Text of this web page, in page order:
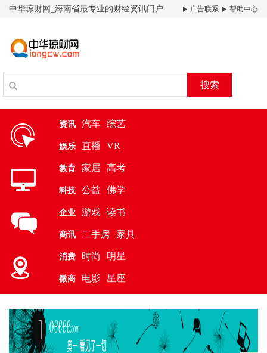
中华琼财网_海南省最专业的财经资讯门户 广告联系 帮助中心
搜索
资讯 汽车 综艺
娱乐 直播 VR
教育 家居 高考
科技 公益 佛学
企业 游戏 读书
商讯 二手房 家具
消费 时尚 明星
微商 电影 星座